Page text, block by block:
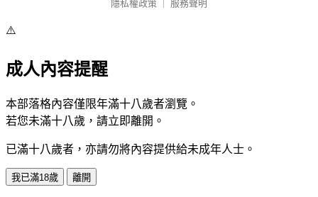
隱私權政策
服務聲明
⚠️
成人內容提醒
本部落格內容僅限年滿十八歲者瀏覽。
若您未滿十八歲，請立即離開。
已滿十八歲者，亦請勿將內容提供給未成年人士。
我已滿18歲 離開